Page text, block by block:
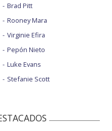
Brad Pitt
Rooney Mara
Virginie Efira
Pepón Nieto
Luke Evans
Stefanie Scott